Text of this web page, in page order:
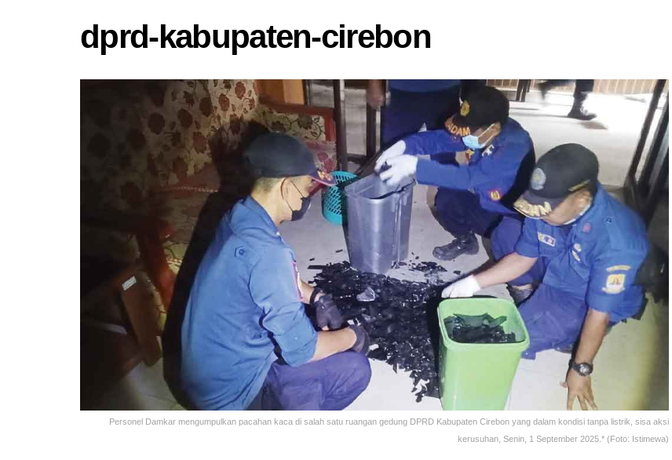
dprd-kabupaten-cirebon
Personel Damkar mengumpulkan pacahan kaca di salah satu ruangan gedung DPRD Kabupaten Cirebon yang dalam kondisi tanpa listrik, sisa aksi
kerusuhan, Senin, 1 September 2025.* (Foto: Istimewa)